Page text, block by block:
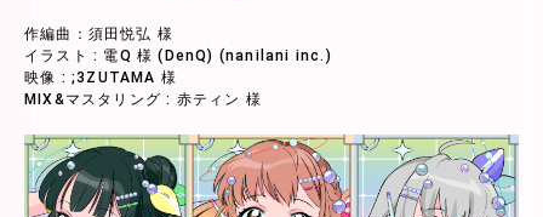
作編曲：須田悦弘 様
イラスト : 電Q 様 (DenQ) (nanilani inc.)
映像 : ;3ZUTAMA 様
MIX&マスタリング : 赤ティン 様